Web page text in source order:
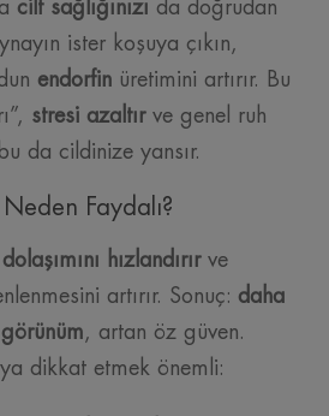
cilt sağlığınızı da doğrudan
ister koşuya çıkın,
endorfin üretimini artırır. Bu
stresi azaltırve genel ruh
da cildinize yansır.
Faydalı?
hızlandırırve
artırır. Sonuç: daha
, artan öz güven.
dikkat etmek önemli: